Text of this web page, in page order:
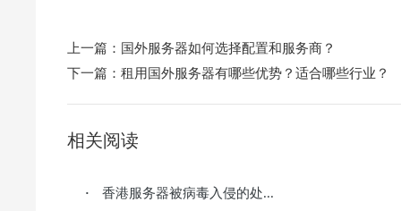
上一篇： 国外服务器如何选择配置和服务商？
下一篇： 租用国外服务器有哪些优势？适合哪些行业？
相关阅读
· 香港服务器被病毒入侵的处...